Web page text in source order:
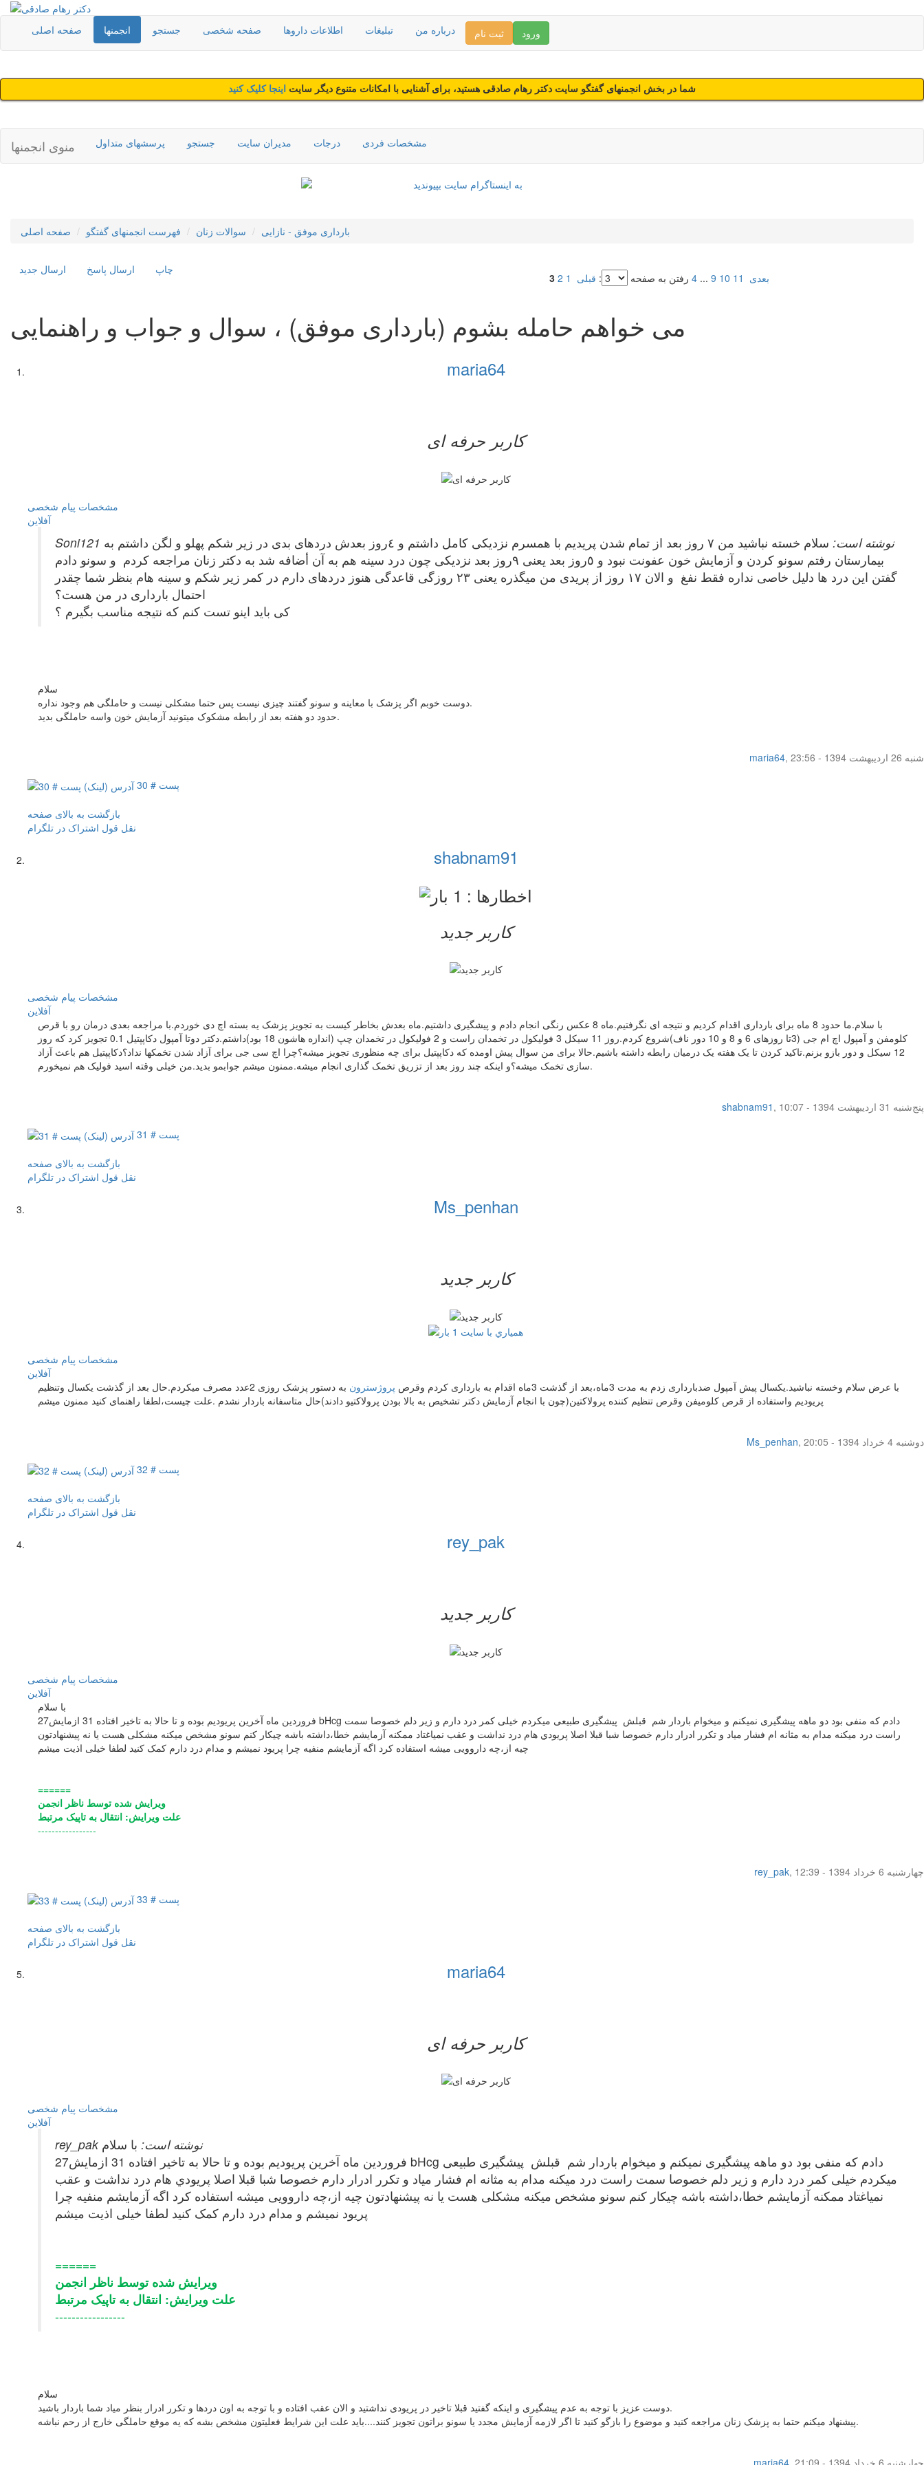
صفحه اصلی انجمنها جستجو صفحه شخصی اطلاعات داروها تبلیغات درباره من ثبت نام ورود
شما در بخش انجمنهای گفتگو سایت دکتر رهام صادقی هستید، برای آشنایی با امکانات متنوع دیگر سایت اینجا کلیک کنید
منوی انجمنها پرسشهای متداول جستجو مدیران سایت درجات مشخصات فردی
صفحه اصلی فهرست انجمنهای گفتگو سوالات زنان بارداری موفق - نازایی
ارسال جديد ارسال پاسخ چاپ
رفتن به صفحه : قبلی 1
2
3 4 ... 9 10 11 بعدی
می خواهم حامله بشوم (بارداری موفق) ، سوال و جواب و راهنمایی
maria64
کاربر حرفه ای
مشخصات پیام شخصی
آفلاين
Soni121 نوشته است:
سلام خسته نباشيد من ٧ روز بعد از تمام شدن پريديم با همسرم نزديكى كامل داشتم و ٤روز بعدش دردهاى بدى در زير شكم پهلو و لگن داشتم به
بيمارستان رفتم سونو كردن و آزمايش خون عفونت نبود و ٥روز بعد يعنى ٩روز بعد نزديكى چون درد سينه هم به آن أضافه شد به دكتر زنان مراجعه كردم و سونو دادم
گفتن اين درد ها دليل خاصى نداره فقط نفغ و الان ١٧ روز از پريدى من ميگذره يعنى ٢٣ روزگى قاعدگى هنوز دردهاى دارم در كمر زير شكم و سينه هام بنظر شما چقدر
احتمال باردارى در من هست؟
كى بايد اينو تست كنم كه نتيجه مناسب بگيرم ؟
سلام
دوست خوبم اگر پزشک با معاینه و سونو گفتند چیزی نیست پس حتما مشکلی نیست و حاملگی هم وجود نداره.
حدود دو هفته بعد از رابطه مشکوک میتونید آزمایش خون واسه حاملگی بدید.
maria64,
شنبه 26 اردیبهشت 1394 - 23:56
پست # 30
بازگشت به بالای صفحه
نقل قول اشتراک در تلگرام
shabnam91
کاربر جدید
مشخصات پیام شخصی
آفلاين
با سلام.ما حدود 8 ماه برای بارداری اقدام کردیم و نتیجه ای نگرفتیم.ماه 8 عکس رنگی انجام دادم و پیشگیری داشتیم.ماه بعدش بخاطر کیست به تجویز پزشک یه بسته اچ دی خوردم.با مراجعه بعدی درمان رو با قرص
کلومفن و آمپول اچ ام جی (3تا روزهای 6 و 8 و 10 دور ناف)شروع کردم.روز 11 سیکل 3 فولیکول در تخمدان راست و 2 فولیکول در تخمدان چپ (اندازه هاشون 18 بود)داشتم.دکتر دوتا آمپول دکاپپتیل 0.1 تجویز کرد که روز
12 سیکل و دور بازو بزنم.تاکید کردن تا یک هفته یک درمیان رابطه داشته باشیم.حالا برای من سوال پیش اومده که دکاپپتیل برای چه منظوری تجویز میشه؟چرا اچ سی جی برای آزاد شدن تخمکها نداد؟دکاپپتیل هم باعث آزاد
سازی تخمک میشه؟و اینکه چند روز بعد از تزریق تخمک گذاری انجام میشه.ممنون میشم جوابمو بدید.من خیلی وقته اسید فولیک هم نمیخورم.
shabnam91 ,
پنج‌شنبه 31 اردیبهشت 1394 - 10:07
پست # 31
بازگشت به بالای صفحه
نقل قول اشتراک در تلگرام
Ms_penhan
کاربر جدید
مشخصات پیام شخصی
آفلاين
با عرض سلام وخسته نباشید.یکسال پیش آمپول ضدبارداری زدم به مدت 3ماه،بعد از گذشت 3ماه اقدام به بارداری کردم وقرص
پروژسترون
به دستور پزشک روزی 2عدد مصرف میکردم.حال بعد از گذشت یکسال وتنظیم
پریودیم واستفاده از قرص کلومیفن وقرص تنظیم کننده پرولاکتین(چون با انجام آزمایش دکتر تشخیص به بالا بودن پرولاکتیو دادند)حال متاسفانه باردار نشدم .علت چیست،لطفا راهنمای کنید ممنون میشم
Ms_penhan,
دوشنبه 4 خرداد 1394 - 20:05
پست # 32
بازگشت به بالای صفحه
نقل قول اشتراک در تلگرام
rey_pak
کاربر جدید
مشخصات پیام شخصی
آفلاين
با سلام
27فروردین ماه آخرین پريوديم بوده و تا حالا به تاخیر افتاده 31 ازمايش bHcg دادم که منفی بود دو ماهه پیشگیری نمیکنم و میخوام باردار شم قبلش پیشگیری طبیعی میکردم خیلی کمر درد دارم و زیر دلم خصوصا سمت
راست درد میکنه مدام به مثانه ام فشار میاد و تکرر ادرار دارم خصوصا شبا قبلا اصلا پريودي هام درد نداشت و عقب نمياغتاد ممکنه آزمایشم خطا،داشته باشه چیکار کنم سونو مشخص میکنه مشکلی هست یا نه پيشنهادتون
چیه از،چه داروویی میشه استفاده کرد اگه آزمایشم منفيه چرا پریود نمیشم و مدام درد دارم کمک کنید لطفا خیلی اذیت میشم
======
ویرایش شده توسط ناظر انجمن
علت ویرایش: انتقال به تاپیک مرتبط
-----------------
rey_pak,
چهار‌شنبه 6 خرداد 1394 - 12:39
پست # 33
بازگشت به بالای صفحه
نقل قول اشتراک در تلگرام
maria64
کاربر حرفه ای
مشخصات پیام شخصی
آفلاين
rey_pak نوشته است: با سلام
27فروردین ماه آخرین پريوديم بوده و تا حالا به تاخیر افتاده 31 ازمايش bHcg دادم که منفی بود دو ماهه پیشگیری نمیکنم و میخوام باردار شم قبلش پیشگیری طبیعی
میکردم خیلی کمر درد دارم و زیر دلم خصوصا سمت راست درد میکنه مدام به مثانه ام فشار میاد و تکرر ادرار دارم خصوصا شبا قبلا اصلا پريودي هام درد نداشت و عقب
نمياغتاد ممکنه آزمایشم خطا،داشته باشه چیکار کنم سونو مشخص میکنه مشکلی هست یا نه پيشنهادتون چیه از،چه داروویی میشه استفاده کرد اگه آزمایشم منفيه چرا
پریود نمیشم و مدام درد دارم کمک کنید لطفا خیلی اذیت میشم
======
ویرایش شده توسط ناظر انجمن
علت ویرایش: انتقال به تاپیک مرتبط
-----------------
سلام
دوست عزیز با توجه به عدم پیشگیری و اینکه گفتید قبلا تاخیر در پریودی نداشتید و الان عقب افتاده و با توجه به اون دردها و تکرر ادرار بنظر میاد شما باردار باشید.
پیشنهاد میکنم حتما به پزشک زنان مراجعه کنید و موضوع را بازگو کنید تا اگر لازمه آزمایش مجدد یا سونو براتون تجویز کنند....باید علت این شرایط فعلیتون مشخص بشه که یه موقع حاملگی خارج از رحم نباشه.